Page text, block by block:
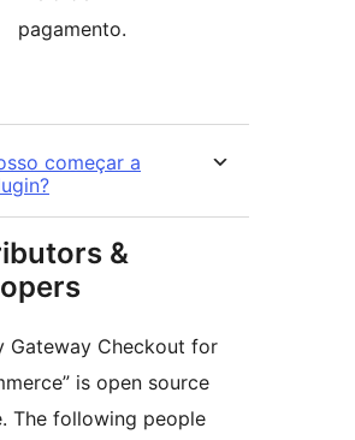
pagamento.
começar a
&
Gateway Checkout for
is open source
The following people